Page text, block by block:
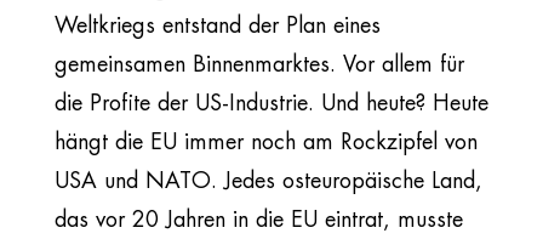
Weltkriegs entstand der Plan eines
gemeinsamen Binnenmarktes. Vor allem für
die Profite der US-Industrie. Und heute? Heute
hängt die EU immer noch am Rockzipfel von
USA und NATO. Jedes osteuropäische Land,
das vor 20 Jahren in die EU eintrat, musste